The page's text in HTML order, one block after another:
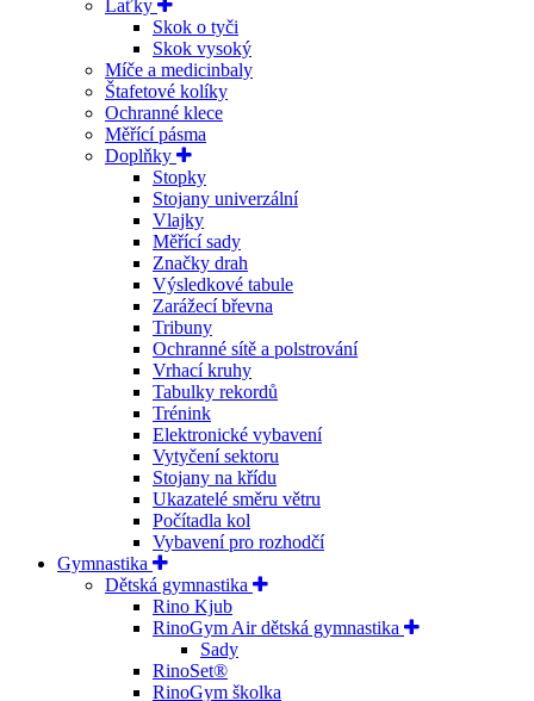
Laťky
Skok o tyči
Skok vysoký
Míče a medicinbaly
Štafetové kolíky
Ochranné klece
Měřící pásma
Doplňky
Stopky
Stojany univerzální
Vlajky
Měřící sady
Značky drah
Výsledkové tabule
Zarážecí břevna
Tribuny
Ochranné sítě a polstrování
Vrhací kruhy
Tabulky rekordů
Trénink
Elektronické vybavení
Vytyčení sektoru
Stojany na křídu
Ukazatelé směru větru
Počítadla kol
Vybavení pro rozhodčí
Gymnastika
Dětská gymnastika
Rino Kjub
RinoGym Air dětská gymnastika
Sady
RinoSet®
RinoGym školka